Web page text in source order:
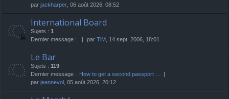
par jackharper , 06 août 2026, 08:52
International Board
Sujets : 1
Dernier message :
par TiM , 14 sept. 2006, 18:01
Le Bar
Sujets : 119
Dernier message : How to get a second passport …
par jeannevol , 05 août 2026, 20:12